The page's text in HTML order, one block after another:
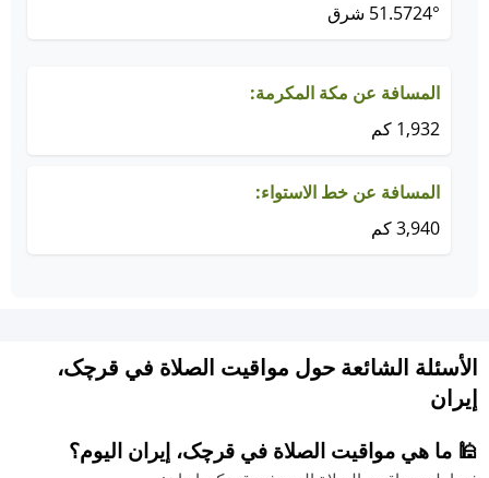
51.5724° شرق
المسافة عن مكة المكرمة:
1,932 كم
المسافة عن خط الاستواء:
3,940 كم
الأسئلة الشائعة حول مواقيت الصلاة في قرچک،
إيران
🕌 ما هي مواقيت الصلاة في قرچک، إيران اليوم؟